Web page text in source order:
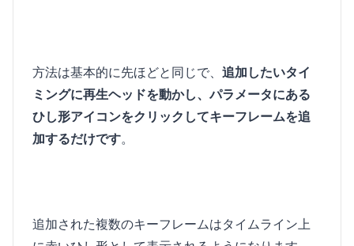
方法は基本的に先ほどと同じで、 追加したいタイ
ミングに再生ヘッドを動かし、パラメータにある
ひし形アイコンをクリックしてキーフレームを追
加するだけです。
追加された複数のキーフレームはタイムライン上